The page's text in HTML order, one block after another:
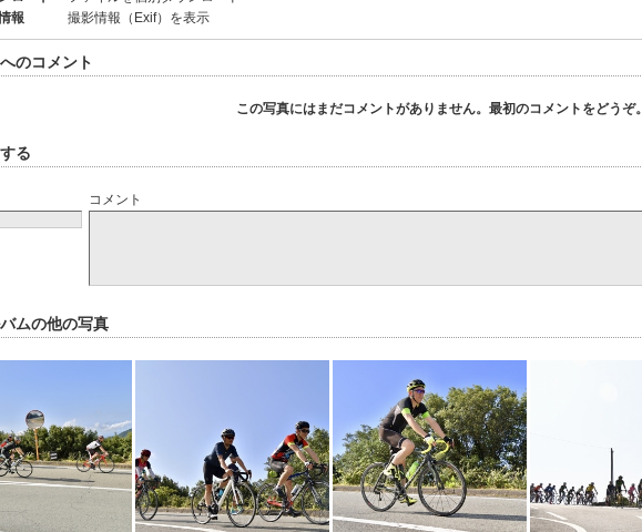
情報
撮影情報（Exif）を表示
のコメント
この写真にはまだコメントがありません。最初のコメントをどうぞ。
る
コメント
ムの他の写真